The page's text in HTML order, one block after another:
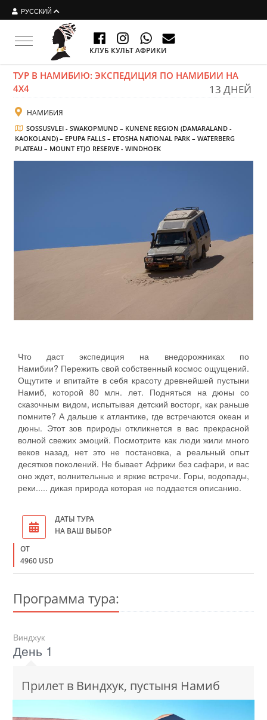
РУССКИЙ
Toggle navigation
КЛУБ КУЛЬТ АФРИКИ
ТУР В НАМИБИЮ: ЭКСПЕДИЦИЯ ПО НАМИБИИ НА
4Х4
13 ДНЕЙ
НАМИБИЯ
SOSSUSVLEI - SWAKOPMUND – KUNENE REGION (DAMARALAND -
KAOKOLAND) – EPUPA FALLS – ETOSHA NATIONAL PARK – WATERBERG
PLATEAU – MOUNT ETJO RESERVE - WINDHOEK
Что даст экспедиция на внедорожниках по
Намибии? Пережить свой собственный космос ощущений.
Ощутите и впитайте в себя красоту древнейшей пустыни
Намиб, которой 80 млн. лет. Подняться на дюны со
сказочным видом, испытывая детский восторг, как раньше
помните? А дальше к атлантике, где встречаются океан и
дюны. Этот зов природы откликнется в вас прекрасной
волной свежих эмоций. Посмотрите как люди жили много
веков назад, нет это не постановка, а реальный опыт
десятков поколений. Не бывает Африки без сафари, и вас
оно ждет, волнительные и яркие встречи. Горы, водопады,
реки..... дикая природа которая не поддается описанию.
ДАТЫ ТУРА
НА ВАШ ВЫБОР
ОТ
4960 USD
Программа тура:
Виндхук
День 1
Прилет в Виндхук, пустыня Намиб